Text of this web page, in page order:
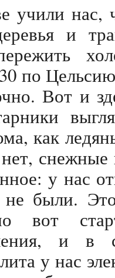
учили нас,
и
по
Вот и
как
у нас
были.
вот
и в
у нас